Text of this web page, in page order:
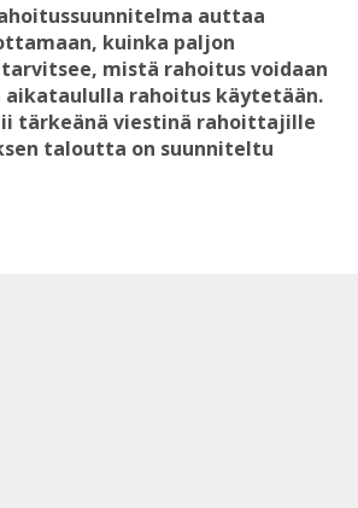
auttaa
kuinka paljon
mistä rahoitus voidaan
aikataululla rahoitus käytetään.
tärkeänä viestinä rahoittajille
taloutta on suunniteltu